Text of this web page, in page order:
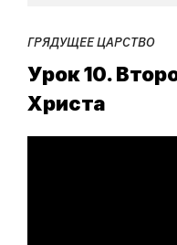
ГРЯДУЩЕЕ ЦАРСТВО
Урок 10.
Христа